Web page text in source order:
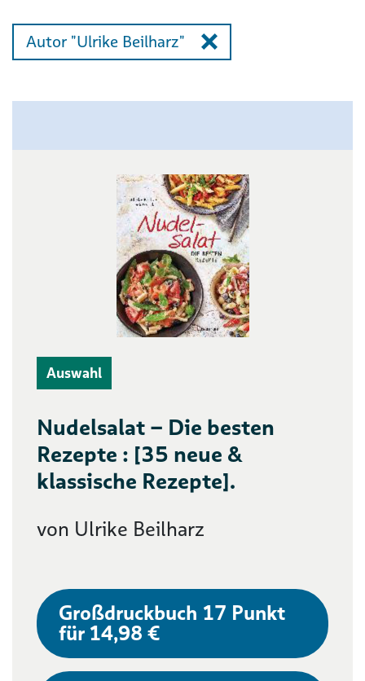
Autor "Ulrike Beilharz"
Auswahl
Nudelsalat – Die besten
Rezepte : [35 neue &
klassische Rezepte].
von Ulrike Beilharz
Großdruckbuch 17 Punkt
für 14,98 €